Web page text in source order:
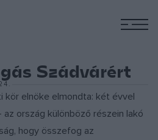
Szádvárért
kör elnöke elmondta: két évvel
ország különböző részein lakó
hogy összefog az